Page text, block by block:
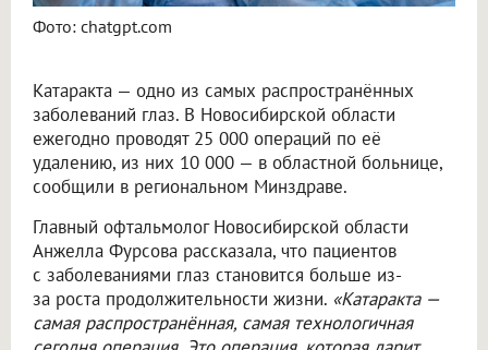
Фото: chatgpt.com
Катаракта — одно из самых распространённых
заболеваний глаз. В Новосибирской области
ежегодно проводят 25 000 операций по её
удалению, из них 10 000 — в областной больнице,
сообщили в региональном Минздраве.
Главный офтальмолог Новосибирской области
Анжелла Фурсова рассказала, что пациентов
с заболеваниями глаз становится больше из-
за роста продолжительности жизни. «Катаракта —
самая распространённая, самая технологичная